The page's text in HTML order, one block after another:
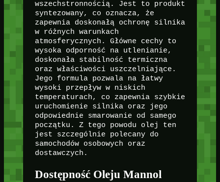
wszechstronnością. Jest to produkt
syntezowany, co oznacza, że
zapewnia doskonałą ochronę silnika
w różnych warunkach
atmosferycznych. Główne cechy to
wysoka odporność na utlenianie,
doskonała stabilność termiczna
oraz właściwości uszczelniające.
Jego formula pozwala na łatwy
wysoki przepływ w niskich
temperaturach, co zapewnia szybkie
uruchomienie silnika oraz jego
odpowiednie smarowanie od samego
początku. Z tego powodu olej ten
jest szczególnie polecany do
samochodów osobowych oraz
dostawczych.
Dostępność Oleju Mannol